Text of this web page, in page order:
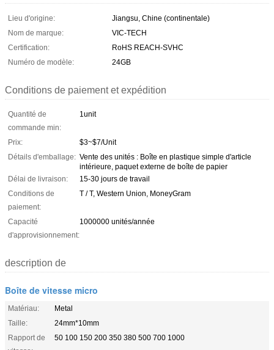
Lieu d'origine:
Jiangsu, Chine (continentale)
Nom de marque:
VIC-TECH
Certification:
RoHS REACH-SVHC
Numéro de modèle:
24GB
Conditions de paiement et expédition
Quantité de
commande min:
1unit
Prix:
$3~$7/Unit
Détails d'emballage: Vente des unités : Boîte en plastique simple d'article
intérieure, paquet externe de boîte de papier
Délai de livraison:
15-30 jours de travail
Conditions de
paiement:
T / T, Western Union, MoneyGram
Capacité
d'approvisionnement:
1000000 unités/année
description de
Boîte de vitesse micro
Matériau:
Metal
Taille:
24mm*10mm
Rapport de
50 100 150 200 350 380 500 700 1000